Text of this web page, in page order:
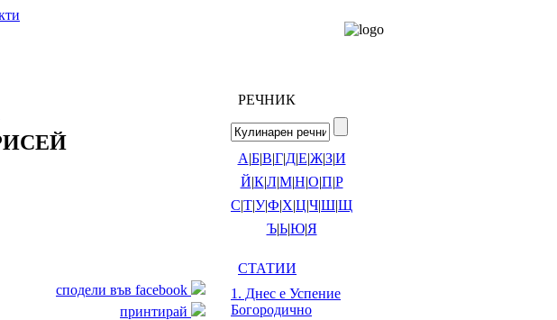
сподели във facebook
принтирай
РЕЧНИК
А|Б|В|Г|Д|Е|Ж|З|И
Й|К|Л|М|Н|О|П|Р
С|Т|У|Ф|Х|Ц|Ч|Ш|Щ
Ъ|Ь|Ю|Я
СТАТИИ
1. Днес е Успение
Богородично